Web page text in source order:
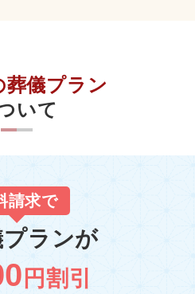
葬儀プラン
いて
請求で
プランが
円割引